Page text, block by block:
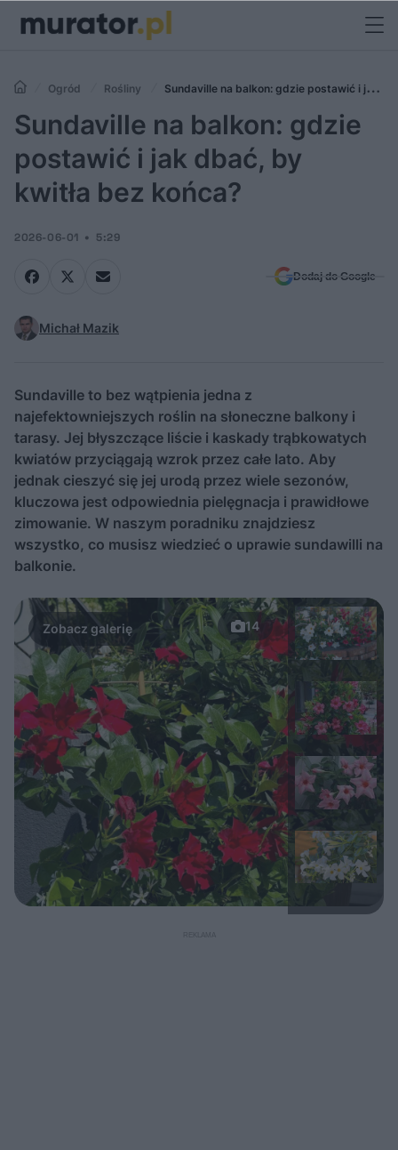
Ogród Rośliny
Sundaville na balkon: gdzie postawić i jak
dbać, by kwitła bez końca?
Sundaville na balkon: gdzie
postawić i jak dbać, by
kwitła bez końca?
2026-06-01 5:29
Dodaj do Google
Michał Mazik
Sundaville to bez wątpienia jedna z
najefektowniejszych roślin na słoneczne balkony i
tarasy. Jej błyszczące liście i kaskady trąbkowatych
kwiatów przyciągają wzrok przez całe lato. Aby
jednak cieszyć się jej urodą przez wiele sezonów,
kluczowa jest odpowiednia pielęgnacja i prawidłowe
zimowanie. W naszym poradniku znajdziesz
wszystko, co musisz wiedzieć o uprawie sundawilli na
balkonie.
14